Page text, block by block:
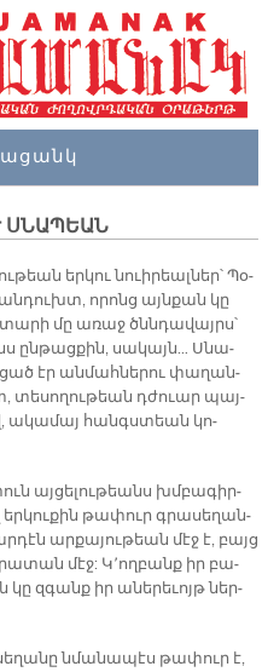
ՍՆԱՊԵԱՆ
եր­կու նուի­րեալ­ներ՝ Պօ­
ո­րոնց այն­քան կը
մը ա­ռաջ ծննդա­վայրս՝
ըն­թաց­քին, սա­կայն… Սնա­
էր ան­մահ­նե­րու փա­ղան­
տե­սո­ղու­թեան դժուար պայ­
ա­կա­մայ հանգս­տեան կո­
այ­ցե­լու­թեանս խմբա­գիր­
եր­կու­քին թա­փուր գրա­սե­ղան­
ար­քա­յու­թեան մէջ է, բայց
մէջ: Կ՚ող­բանք իր բա­
կը զգանք իր ա­նե­րե­ւոյթ ներ­
նմա­նա­պէս թա­փուր է,